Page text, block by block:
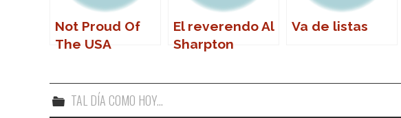
Not Proud Of
The USA
El reverendo Al
Sharpton
Va de listas
TAL DÍA COMO HOY...